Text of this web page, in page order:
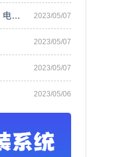
联想ThinkPad X1 Carbon（2017）电脑安 2023/05/07
2023/05/07
2023/05/07
2023/05/06